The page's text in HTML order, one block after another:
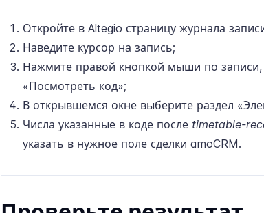
Откройте в Altegio страницу журнала
Наведите курсор на запись;
Нажмите правой кнопкой мыши по
«Посмотреть код»;
В открывшемся окне выберите раздел
Числа указанные в коде после timetable-
указать в нужное поле сделки amoCRM.